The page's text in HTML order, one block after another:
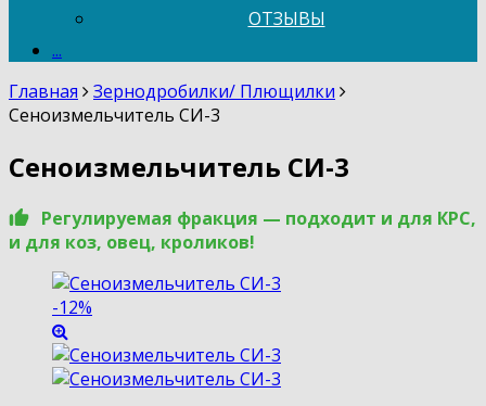
ОТЗЫВЫ
...
Главная
Зернодробилки/ Плющилки
Сеноизмельчитель СИ-3
Сеноизмельчитель СИ-3
Регулируемая фракция — подходит и для КРС,
и для коз, овец, кроликов!
-12%